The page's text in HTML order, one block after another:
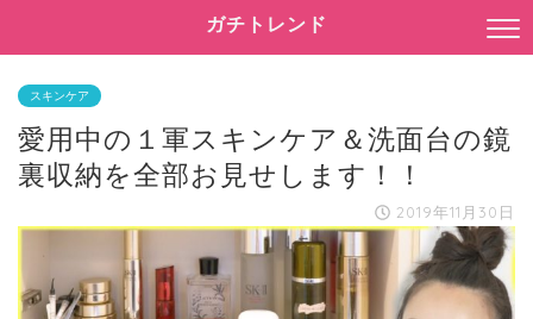
ガチトレンド
スキンケア
愛用中の１軍スキンケア＆洗面台の鏡
裏収納を全部お見せします！！
2019年11月30日